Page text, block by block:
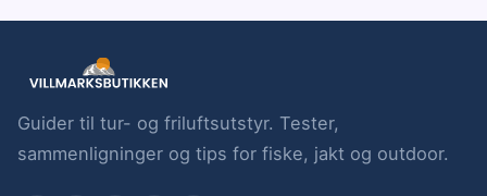
Guider til tur- og friluftsutstyr. Tester,
sammenligninger og tips for fiske, jakt og outdoor.